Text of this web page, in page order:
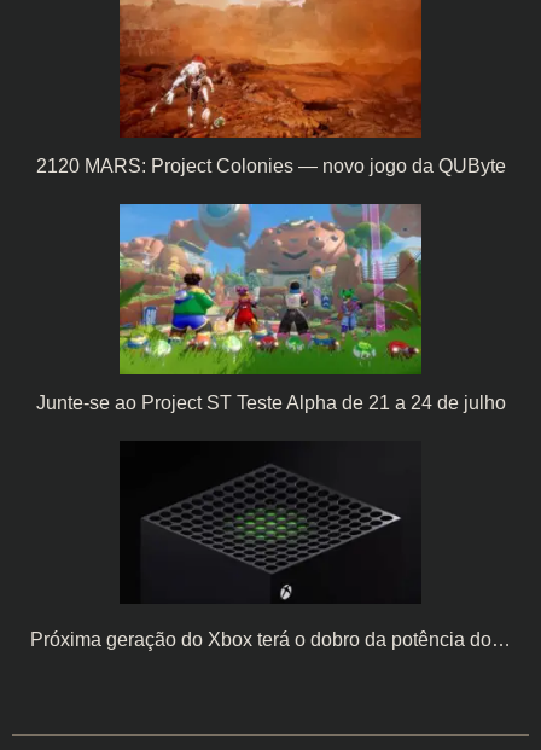
2120 MARS: Project Colonies — novo jogo da QUByte
Junte-se ao Project ST Teste Alpha de 21 a 24 de julho
Próxima geração do Xbox terá o dobro da potência do…